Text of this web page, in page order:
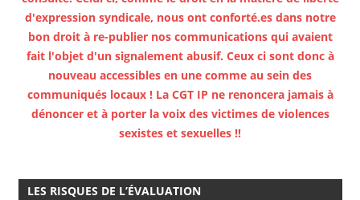
d'expression syndicale, nous ont conforté.es dans notre
bon droit à re-publier nos communications qui avaient
fait l'objet d'un signalement abusif. Ceux ci sont donc à
nouveau accessibles en une comme au sein des
communiqués locaux ! La CGT IP ne renoncera jamais à
dénoncer et à porter la voix des victimes de violences
sexistes et sexuelles !!
LES RISQUES DE L’ÉVALUATION